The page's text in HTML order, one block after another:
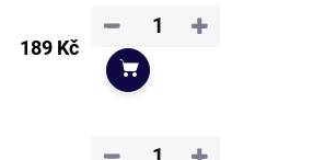
189 Kč
+
−
Do košíku